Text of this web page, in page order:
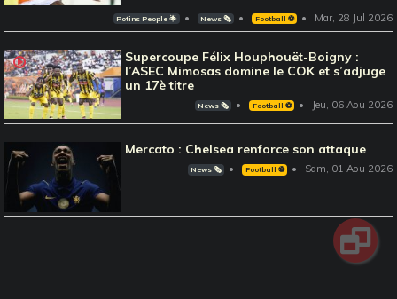
Potins People 🌟 News 🗞️ Football ⚽️ Mar, 28 Jul 2026
Supercoupe Félix Houphouët-Boigny :
l’ASEC Mimosas domine le COK et s’adjuge
un 17è titre
News 🗞️ Football ⚽️ Jeu, 06 Aou 2026
Mercato : Chelsea renforce son attaque
News 🗞️ Football ⚽️ Sam, 01 Aou 2026